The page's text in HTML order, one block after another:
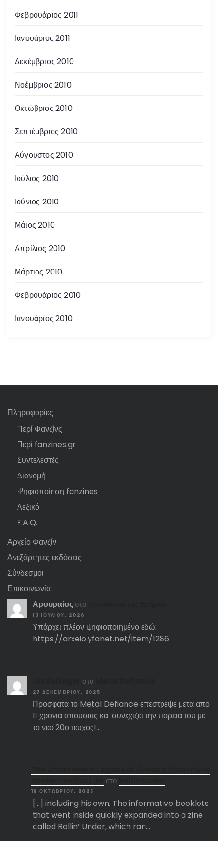
Φεβρουάριος 2011
Ιανουάριος 2011
Δεκέμβριος 2010
Νοέμβριος 2010
Οκτώβριος 2010
Σεπτέμβριος 2010
Αύγουστος 2010
Ιούλιος 2010
Ιούνιος 2010
Μάιος 2010
Απρίλιος 2010
Μάρτιος 2010
Φεβρουάριος 2010
Ιανουάριος 2010
Πληροφορίες
Περί Φανζίνς
Περί fanzines.gr
Συντελεστές
Διανομή
Ψηφιοποίηση fanzines
Λεξικό
F.A.Q.
Αρχείο Φανζίν
Ανεξάρτητες εκδόσεις
Σύνδεσμοι
Επικοινωνία
Αρουραίος στο
10 ΙΟΥΛΊΟΥ, 2026
Υπάρχει πλέον ψηφιοποιημένο εδώ:
https://arxeio.yfanet.net/item/1286
στο
27 ΔΕΚΕΜΒΡΊΟΥ, 2025
Προσφατα το Metal Defiance επεστρεψε μετα απο
11 χρονια απουσιας και συνεχιζει την πορεια του με
το νεο 20ο τευχος!…
στο
16 ΟΚΤΩΒΡΊΟΥ, 2025
[…] including his own. The informative booklets
that went inside quickly expanded into a zine
called Rollin’ Under, which ran…